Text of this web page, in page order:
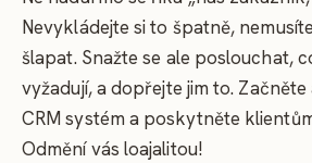
Nevykládejte si to špatně,
šlapat. Snažte se ale poslouchat,
vyžadují, a dopřejte jim to.
CRM systém a poskytněte
Odmění vás loajalitou!